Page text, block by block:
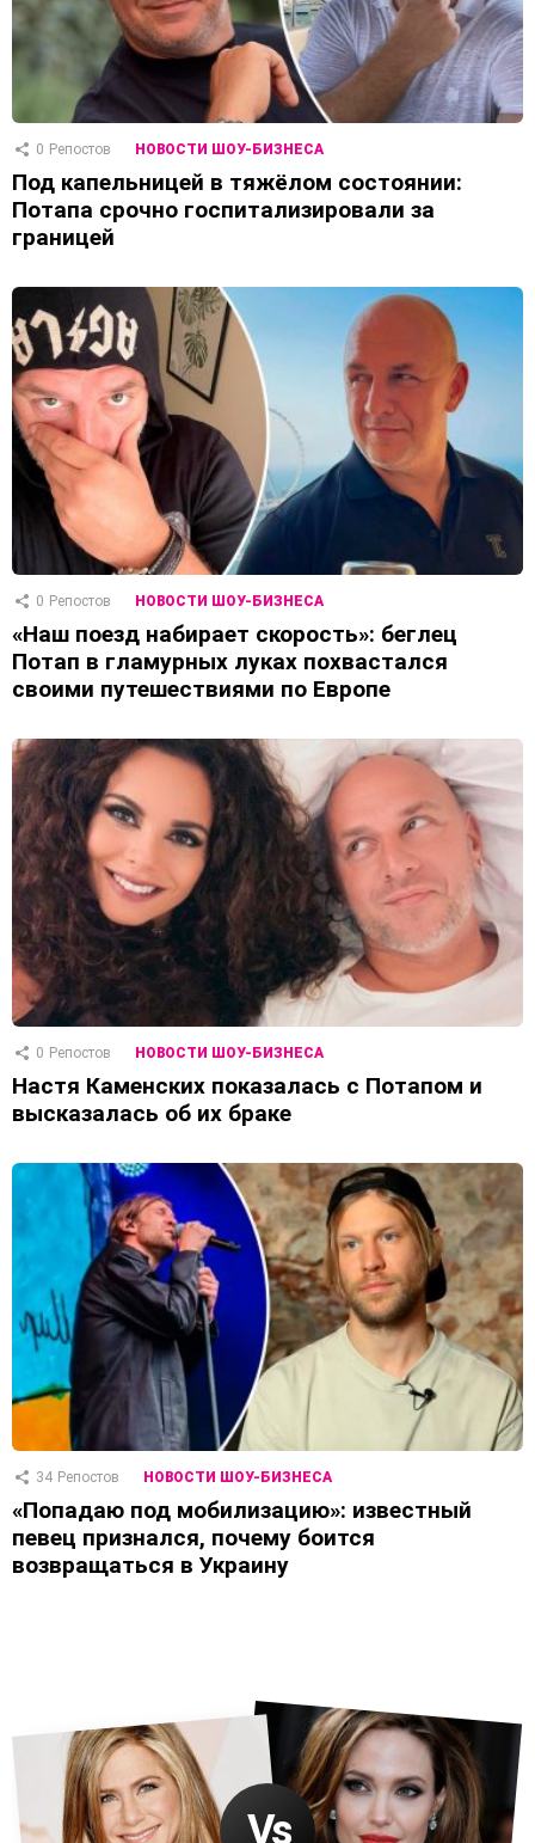
0 Репостов НОВОСТИ ШОУ-БИЗНЕСА
Под капельницей в тяжёлом состоянии:
Потапа срочно госпитализировали за
границей
0 Репостов НОВОСТИ ШОУ-БИЗНЕСА
«Наш поезд набирает скорость»: беглец
Потап в гламурных луках похвастался
своими путешествиями по Европе
0 Репостов НОВОСТИ ШОУ-БИЗНЕСА
Настя Каменских показалась с Потапом и
высказалась об их браке
34 Репостов НОВОСТИ ШОУ-БИЗНЕСА
«Попадаю под мобилизацию»: известный
певец признался, почему боится
возвращаться в Украину